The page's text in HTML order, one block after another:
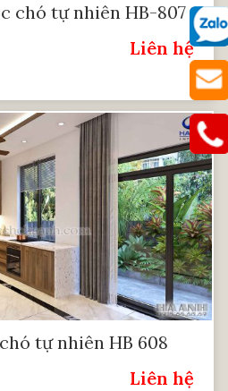
chó tự nhiên HB-807
Liên hệ
tự nhiên HB 608
Liên hệ